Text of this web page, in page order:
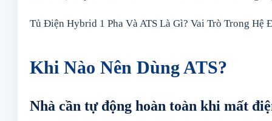
Tủ Điện Hybrid 1 Pha Và ATS Là Gì? Vai Trò Trong
Khi Nào Nên Dùng ATS?
Nhà cần tự động hoàn toàn khi mất